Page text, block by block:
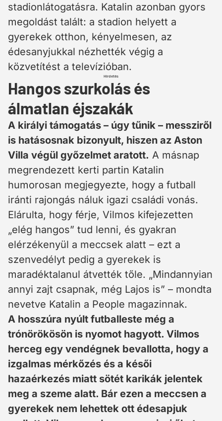
stadionlátogatásra. Katalin azonban gyors
megoldást talált: a stadion helyett a
gyerekek otthon, kényelmesen, az
édesanyjukkal nézhették végig a
közvetítést a televízióban.
Hirdetés
Hangos szurkolás és
álmatlan éjszakák
A királyi támogatás – úgy tűnik – messziről
is hatásosnak bizonyult, hiszen az Aston
Villa végül győzelmet aratott. A másnap
megrendezett kerti partin Katalin
humorosan megjegyezte, hogy a futball
iránti rajongás náluk igazi családi vonás.
Elárulta, hogy férje, Vilmos kifejezetten
„elég hangos” tud lenni, és gyakran
elérzékenyül a meccsek alatt – ezt a
szenvedélyt pedig a gyerekek is
maradéktalanul átvették tőle. „Mindannyian
annyi zajt csapnak, még Lajos is” – mondta
nevetve Katalin a People magazinnak.
A hosszúra nyúlt futballeste még a
trónörökösön is nyomot hagyott. Vilmos
herceg egy vendégnek bevallotta, hogy a
izgalmas mérkőzés és a késői
hazaérkezés miatt sötét karikák jelentek
meg a szeme alatt. Bár ezen a meccsen a
gyerekek nem lehettek ott édesapjuk